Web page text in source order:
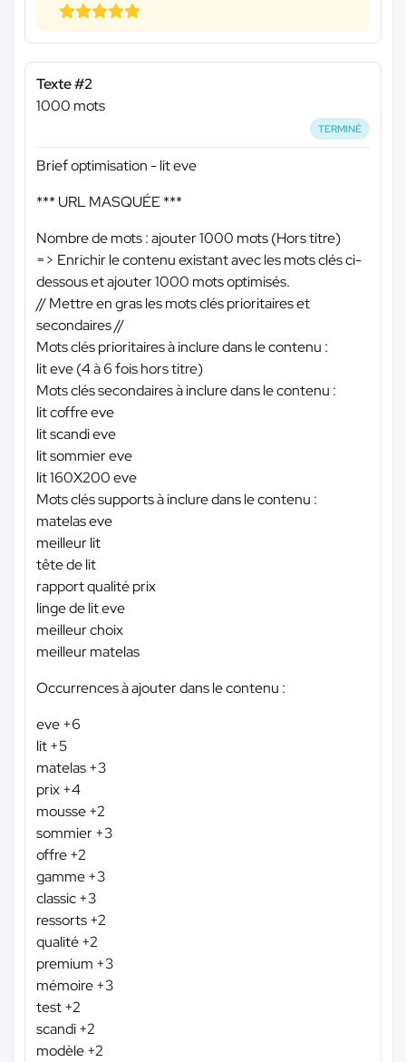
Texte #2
1000 mots
TERMINÉ
Brief optimisation - lit eve
*** URL MASQUÉE ***
Nombre de mots : ajouter 1000 mots (Hors titre)
=> Enrichir le contenu existant avec les mots clés ci-
dessous et ajouter 1000 mots optimisés.
// Mettre en gras les mots clés prioritaires et
secondaires //
Mots clés prioritaires à inclure dans le contenu :
lit eve (4 à 6 fois hors titre)
Mots clés secondaires à inclure dans le contenu :
lit coffre eve
lit scandi eve
lit sommier eve
lit 160X200 eve
Mots clés supports à inclure dans le contenu :
matelas eve
meilleur lit
tête de lit
rapport qualité prix
linge de lit eve
meilleur choix
meilleur matelas
Occurrences à ajouter dans le contenu :
eve +6
lit +5
matelas +3
prix +4
mousse +2
sommier +3
offre +2
gamme +3
classic +3
ressorts +2
qualité +2
premium +3
mémoire +3
test +2
scandi +2
modèle +2